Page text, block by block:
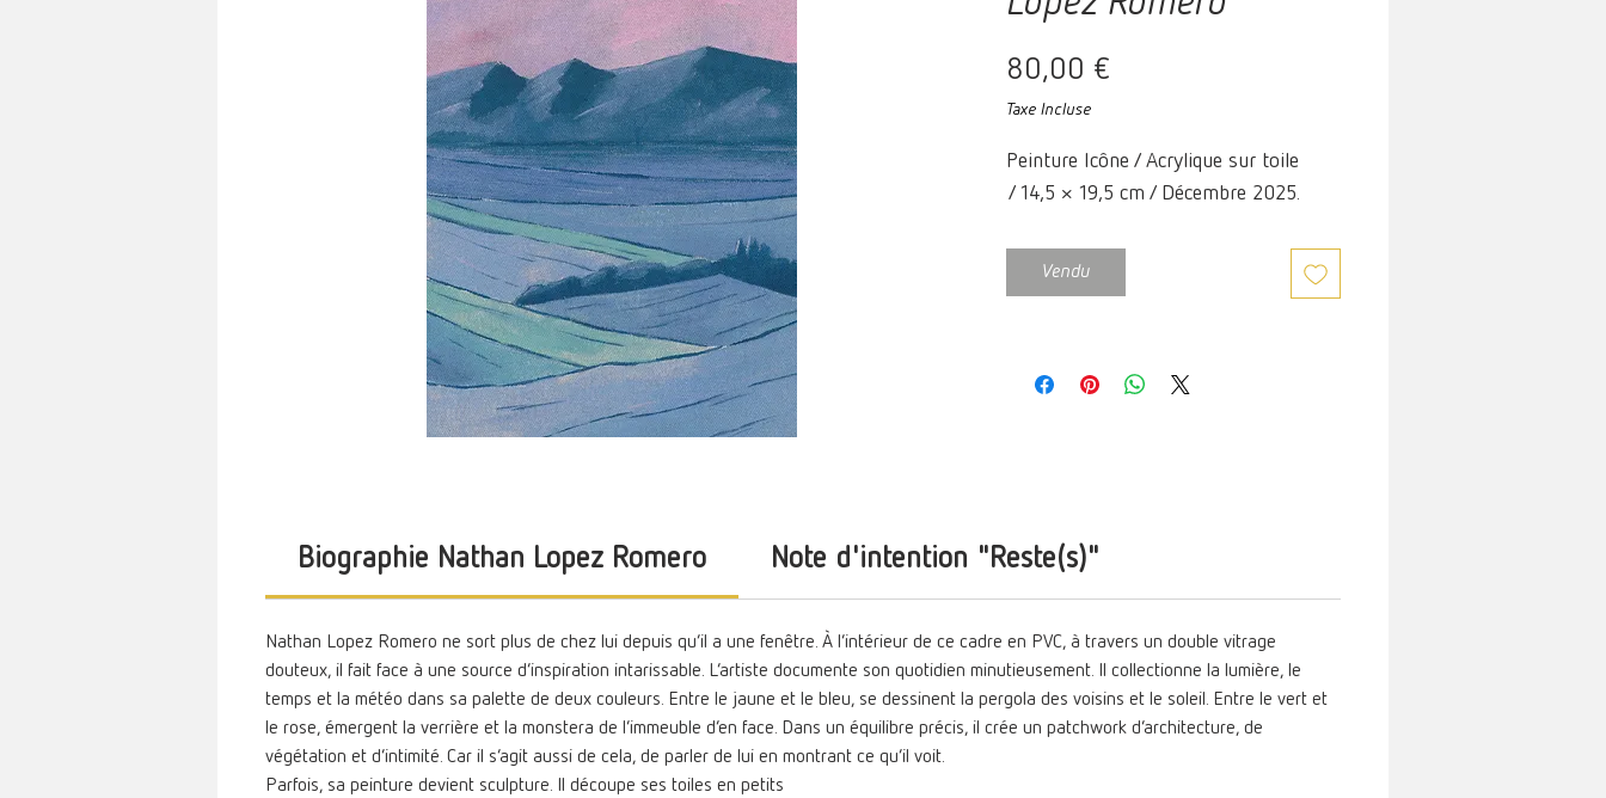
80,00 €
Taxe Incluse
Peinture Icône / Acrylique sur toile
/ 14,5 × 19,5 cm / Décembre 2025.
Vendu
Biographie Nathan Lopez Romero Note d'intention "Reste(s)"
Nathan Lopez Romero ne sort plus de chez lui depuis qu’il a une fenêtre. À l’intérieur de ce cadre en PVC, à travers un double vitrage
douteux, il fait face à une source d’inspiration intarissable. L’artiste documente son quotidien minutieusement. Il collectionne la lumière, le
temps et la météo dans sa palette de deux couleurs. Entre le jaune et le bleu, se dessinent la pergola des voisins et le soleil. Entre le vert et
le rose, émergent la verrière et la monstera de l’immeuble d’en face. Dans un équilibre précis, il crée un patchwork d’architecture, de
végétation et d’intimité. Car il s’agit aussi de cela, de parler de lui en montrant ce qu’il voit.
Parfois, sa peinture devient sculpture. Il découpe ses toiles en petits